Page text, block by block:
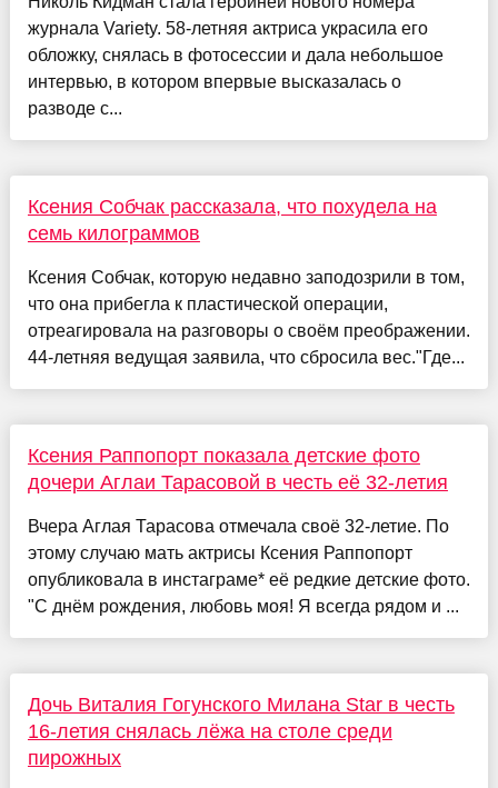
журнала Variety. 58-летняя актриса украсила его
обложку, снялась в фотосессии и дала небольшое
интервью, в котором впервые высказалась о
разводе с...
Ксения Собчак рассказала, что похудела на
семь килограммов
Ксения Собчак, которую недавно заподозрили в том,
что она прибегла к пластической операции,
отреагировала на разговоры о своём преображении.
44-летняя ведущая заявила, что сбросила вес."Где...
Ксения Раппопорт показала детские фото
дочери Аглаи Тарасовой в честь её 32-летия
Вчера Аглая Тарасова отмечала своё 32-летие. По
этому случаю мать актрисы Ксения Раппопорт
опубликовала в инстаграме* её редкие детские фото.
"С днём рождения, любовь моя! Я всегда рядом и ...
Дочь Виталия Гогунского Милана Star в честь
16-летия снялась лёжа на столе среди
пирожных